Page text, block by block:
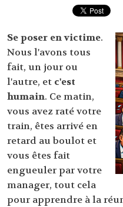
Se poser en victime.
Nous l'avons tous
fait, un jour ou
l'autre, et c'est
humain. Ce matin,
vous avez raté votre
train, êtes arrivé en
retard au boulot et
vous êtes fait
engueuler par votre
manager, tout cela
pour apprendre à la